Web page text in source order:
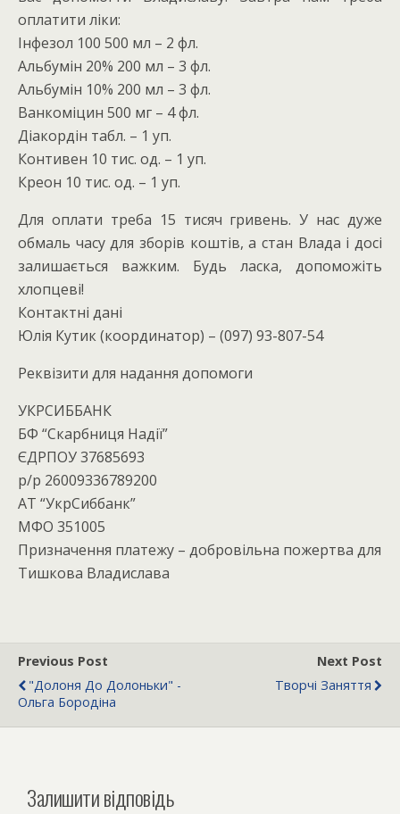
оплатити ліки:
Інфезол 100 500 мл – 2 фл.
Альбумін 20% 200 мл – 3 фл.
Альбумін 10% 200 мл – 3 фл.
Ванкоміцин 500 мг – 4 фл.
Діакордін табл. – 1 уп.
Контивен 10 тис. од. – 1 уп.
Креон 10 тис. од. – 1 уп.
Для оплати треба 15 тисяч гривень. У нас дуже
обмаль часу для зборів коштів, а стан Влада і досі
залишається важким. Будь ласка, допоможіть
хлопцеві!
Контактні дані
Юлія Кутик (координатор) – (097) 93-807-54
Реквізити для надання допомоги
УКРСИББАНК
БФ “Скарбниця Надії”
ЄДРПОУ 37685693
р/р 26009336789200
АТ “УкрСиббанк”
МФО 351005
Призначення платежу – добровільна пожертва для
Тишкова Владислава
Previous Post
"Долоня До Долоньки" -
Ольга Бородіна
Next Post
Творчі Заняття
Залишити відповідь